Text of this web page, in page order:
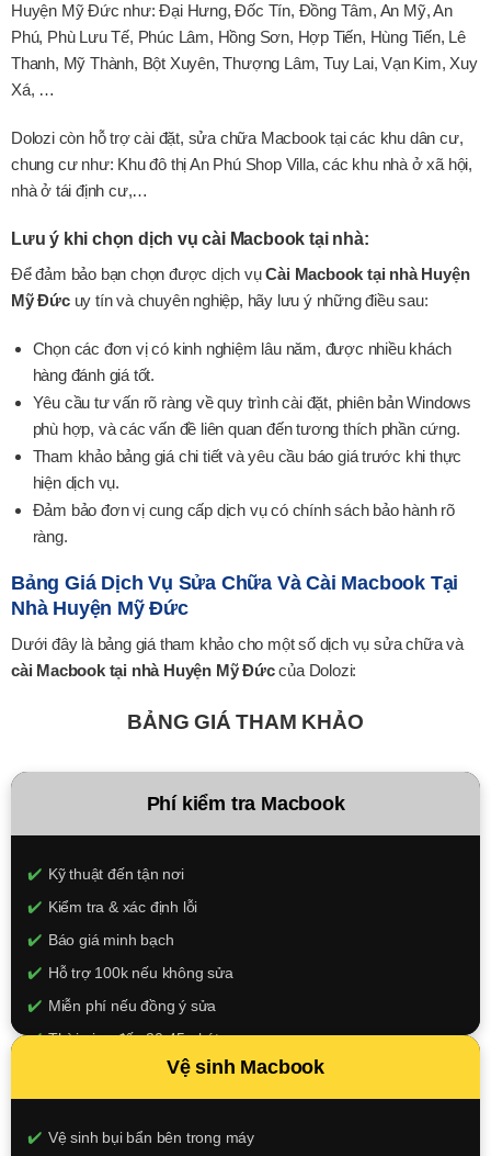
Huyện Mỹ Đức như: Đại Hưng, Đốc Tín, Đồng Tâm, An Mỹ, An
Phú, Phù Lưu Tế, Phúc Lâm, Hồng Sơn, Hợp Tiến, Hùng Tiến, Lê
Thanh, Mỹ Thành, Bột Xuyên, Thượng Lâm, Tuy Lai, Vạn Kim, Xuy
Xá, …
Dolozi còn hỗ trợ cài đặt, sửa chữa Macbook tại các khu dân cư,
chung cư như: Khu đô thị An Phú Shop Villa, các khu nhà ở xã hội,
nhà ở tái định cư,…
Lưu ý khi chọn dịch vụ cài Macbook tại nhà:
Để đảm bảo bạn chọn được dịch vụCài Macbook tại nhà Huyện
Mỹ Đứcuy tín và chuyên nghiệp, hãy lưu ý những điều sau:
Chọn các đơn vị có kinh nghiệm lâu năm, được nhiều khách
hàng đánh giá tốt.
Yêu cầu tư vấn rõ ràng về quy trình cài đặt, phiên bản Windows
phù hợp, và các vấn đề liên quan đến tương thích phần cứng.
Tham khảo bảng giá chi tiết và yêu cầu báo giá trước khi thực
hiện dịch vụ.
Đảm bảo đơn vị cung cấp dịch vụ có chính sách bảo hành rõ
ràng.
Bảng Giá Dịch Vụ Sửa Chữa Và Cài Macbook Tại
Nhà Huyện Mỹ Đức
Dưới đây là bảng giá tham khảo cho một số dịch vụ sửa chữa và
cài Macbook tại nhà Huyện Mỹ Đứccủa Dolozi:
BẢNG GIÁ THAM KHẢO
Phí kiểm tra Macbook
Kỹ thuật đến tận nơi
Kiểm tra & xác định lỗi
Báo giá minh bạch
Hỗ trợ 100k nếu không sửa
Miễn phí nếu đồng ý sửa
Thời gian đến 30-45 phút
100.000đ
XEM CHI TIẾT
Vệ sinh Macbook
Vệ sinh bụi bẩn bên trong máy